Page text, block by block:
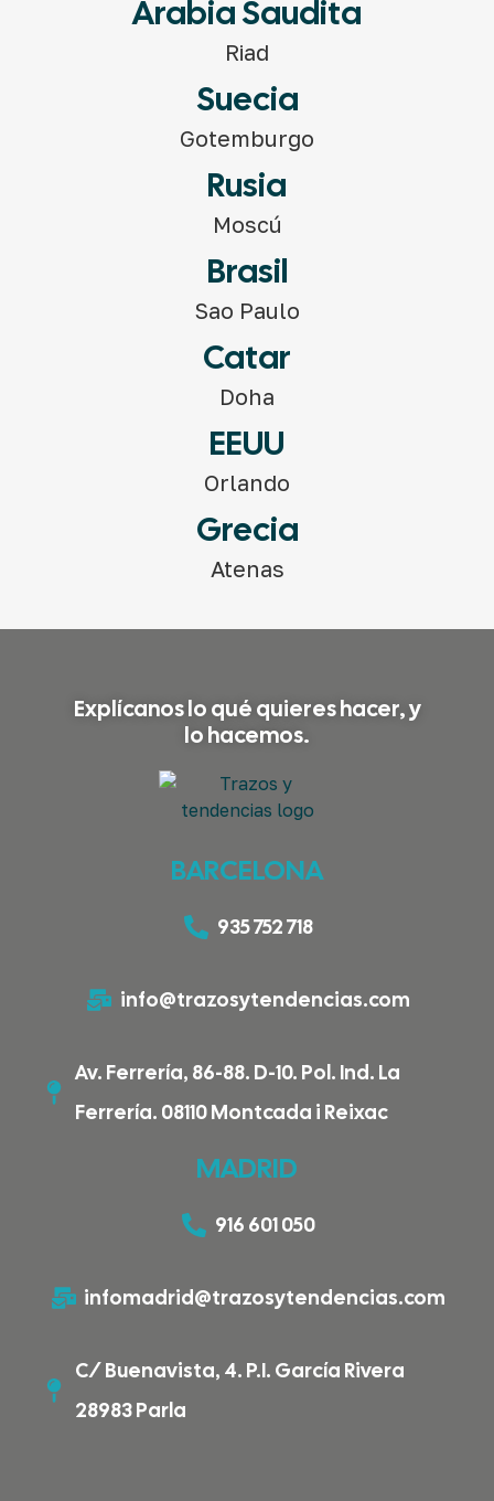
Arabia Saudita
Riad
Suecia
Gotemburgo
Rusia
Moscú
Brasil
Sao Paulo
Catar
Doha
EEUU
Orlando
Grecia
Atenas
Explícanos lo qué quieres hacer, y
lo hacemos.
BARCELONA
935 752 718
info@trazosytendencias.com
Av. Ferrería, 86-88. D-10. Pol. Ind. La
Ferrería. 08110 Montcada i Reixac
MADRID
916 601 050
infomadrid@trazosytendencias.com
C/ Buenavista, 4. P.I. García Rivera
28983 Parla